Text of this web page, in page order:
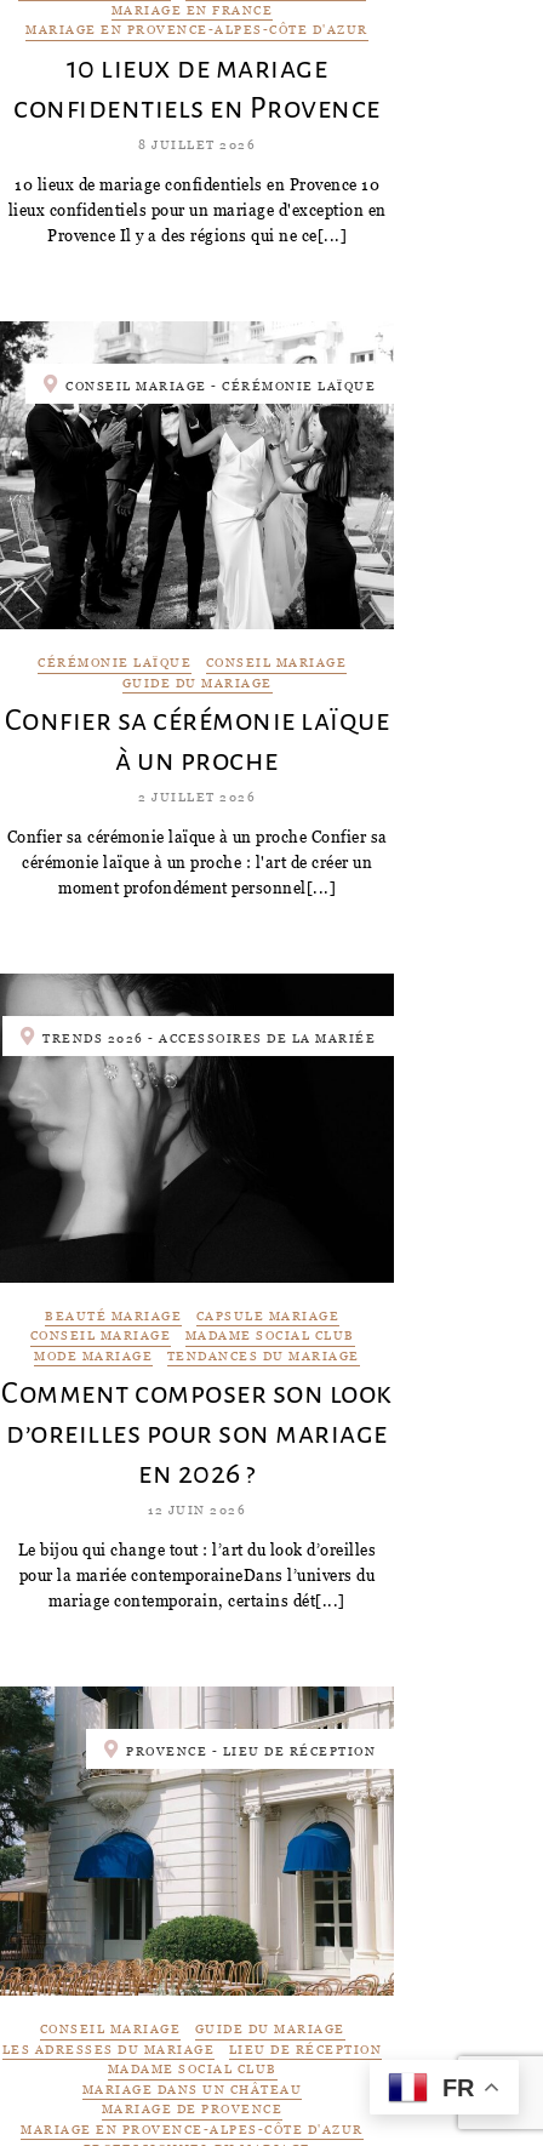
MARIAGE EN FRANCE
MARIAGE EN PROVENCE-ALPES-CÔTE D'AZUR
10 lieux de mariage
confidentiels en Provence
8 JUILLET 2026
10 lieux de mariage confidentiels en Provence 10
lieux confidentiels pour un mariage d'exception en
Provence Il y a des régions qui ne ce[...]
CONSEIL MARIAGE - CÉRÉMONIE LAÏQUE
CÉRÉMONIE LAÏQUE
CONSEIL MARIAGE
GUIDE DU MARIAGE
Confier sa cérémonie laïque
à un proche
2 JUILLET 2026
Confier sa cérémonie laïque à un proche Confier sa
cérémonie laïque à un proche : l'art de créer un
moment profondément personnel[...]
TRENDS 2026 - ACCESSOIRES DE LA MARIÉE
BEAUTÉ MARIAGE
CAPSULE MARIAGE
CONSEIL MARIAGE
MADAME SOCIAL CLUB
MODE MARIAGE
TENDANCES DU MARIAGE
Comment composer son look
d’oreilles pour son mariage
en 2026 ?
12 JUIN 2026
Le bijou qui change tout : l’art du look d’oreilles
pour la mariée contemporaineDans l’univers du
mariage contemporain, certains dét[...]
PROVENCE - LIEU DE RÉCEPTION
CONSEIL MARIAGE
GUIDE DU MARIAGE
LES ADRESSES DU MARIAGE
LIEU DE RÉCEPTION
MADAME SOCIAL CLUB
MARIAGE DANS UN CHÂTEAU
MARIAGE DE PROVENCE
MARIAGE EN PROVENCE-ALPES-CÔTE D'AZUR
FR